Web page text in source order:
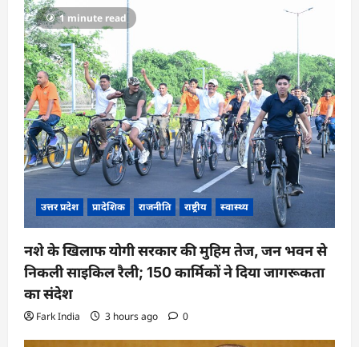
g
a
t
i
o
n
1 minute read
उत्तर प्रदेश प्रादेशिक राजनीति राष्ट्रीय स्वास्थ्य
नशे के खिलाफ योगी सरकार की मुहिम तेज, जन भवन से
निकली साइकिल रैली; 150 कार्मिकों ने दिया जागरूकता
का संदेश
Fark India 3 hours ago 0